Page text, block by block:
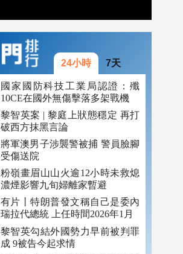
24小時 7天
國家國防科技工業局認證：殲
10CE在國外無傷擊落多架戰機
黎智英案 | 黎庭上狀態穩定 再打
破西方抹黑言論
將軍澳男子涉襲警被捕 警員臉腳
受傷送院
粉嶺畫眉山山火逾12小時未救熄
濃煙影響九旬婦離家暫避
有片丨特朗普發文稱自己是委內
瑞拉代總統 上任時間2026年1月
黎智英勾結外國勢力早前被判罪
成 9被告今起求情